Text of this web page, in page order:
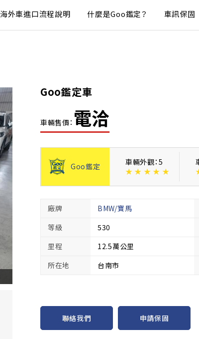
海外車進口流程說明 什麼是Goo鑑定？ 車訊保固
Goo鑑定車
車輛售價： 電洽
Goo鑑定
車輛外觀：5
★ ★ ★ ★ ★
廠牌 BMW/寶馬
等級
530
里程
12.5萬公里
所在地
台南市
聯絡我們 申請保固